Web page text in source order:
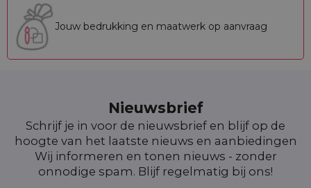
Jouw bedrukking en maatwerk op aanvraag
Nieuwsbrief
Schrijf je in voor de nieuwsbrief en blijf op de
hoogte van het laatste nieuws en aanbiedingen
Wij informeren en tonen nieuws - zonder
onnodige spam. Blijf regelmatig bij ons!